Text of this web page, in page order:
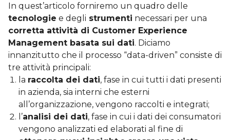
In quest’articolo forniremo un quadro delle
tecnologie e degli strumenti necessari per una
corretta attività di Customer Experience
Management basata sui dati. Diciamo
innanzitutto che il processo “data-driven” consiste di
tre attività principali:
la raccolta dei dati, fase in cui tutti i dati presenti
in azienda, sia interni che esterni
all’organizzazione, vengono raccolti e integrati;
l’analisi dei dati, fase in cui i dati dei consumatori
vengono analizzati ed elaborati al fine di